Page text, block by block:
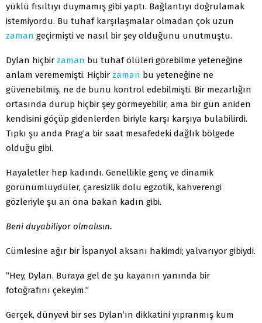
yüklü fısıltıyı duymamış gibi yaptı. Bağlantıyı doğrulamak
istemiyordu. Bu tuhaf karşılaşmalar olmadan çok uzun
zaman geçirmişti ve nasıl bir şey olduğunu unutmuştu.
Dylan hiçbir zaman bu tuhaf ölüleri görebilme yeteneğine
anlam verememişti. Hiçbir zaman bu yeteneğine ne
güvenebilmiş, ne de bunu kontrol edebilmişti. Bir mezarlığın
ortasında durup hiçbir şey görmeyebilir, ama bir gün aniden
kendisini göçüp gidenlerden biriyle karşı karşıya bulabilirdi.
Tıpkı şu anda Prag’a bir saat mesafedeki dağlık bölgede
olduğu gibi.
Hayaletler hep kadındı. Genellikle genç ve dinamik
görünümlüydüler, çaresizlik dolu egzotik, kahverengi
gözleriyle şu an ona bakan kadın gibi.
Beni duyabiliyor olmalısın.
Cümlesine ağır bir İspanyol aksanı hakimdi; yalvarıyor gibiydi.
“Hey, Dylan. Buraya gel de şu kayanın yanında bir
fotoğrafını çekeyim.”
Gerçek, dünyevi bir ses Dylan’ın dikkatini yıpranmış kum